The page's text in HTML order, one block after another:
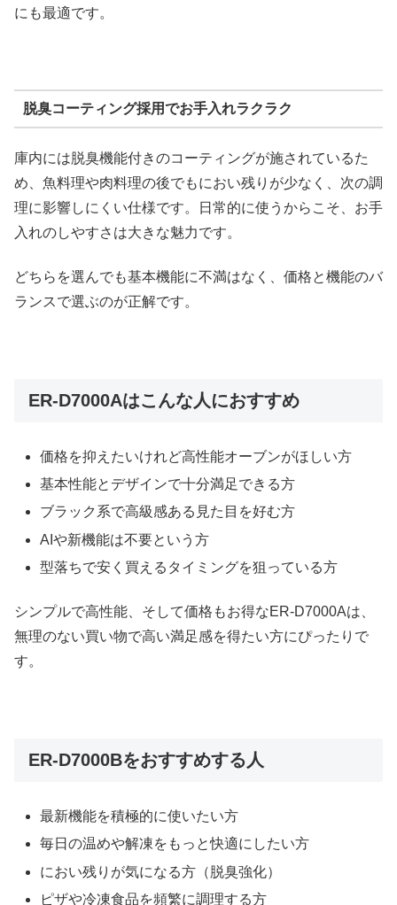
にも最適です。
脱臭コーティング採用でお手入れラクラク
庫内には脱臭機能付きのコーティングが施されているた
め、魚料理や肉料理の後でもにおい残りが少なく、次の調
理に影響しにくい仕様です。日常的に使うからこそ、お手
入れのしやすさは大きな魅力です。
どちらを選んでも基本機能に不満はなく、価格と機能のバ
ランスで選ぶのが正解です。
ER-D7000Aはこんな人におすすめ
価格を抑えたいけれど高性能オーブンがほしい方
基本性能とデザインで十分満足できる方
ブラック系で高級感ある見た目を好む方
AIや新機能は不要という方
型落ちで安く買えるタイミングを狙っている方
シンプルで高性能、そして価格もお得なER-D7000Aは、
無理のない買い物で高い満足感を得たい方にぴったりで
す。
ER-D7000Bをおすすめする人
最新機能を積極的に使いたい方
毎日の温めや解凍をもっと快適にしたい方
におい残りが気になる方（脱臭強化）
ピザや冷凍食品を頻繁に調理する方